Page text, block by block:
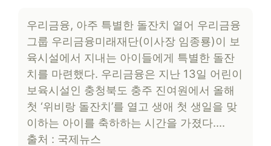
우리금융, 아주 특별한 돌잔치 열어 우리금융
그룹 우리금융미래재단(이사장 임종룡)이 보
육시설에서 지내는 아이들에게 특별한 돌잔
치를 마련했다. 우리금융은 지난 13일 어린이
보육시설인 충청북도 충주 진여원에서 올해
첫 ‘위비랑 돌잔치’를 열고 생애 첫 생일을 맞
이하는 아이를 축하하는 시간을 가졌다….
출처 : 국제뉴스